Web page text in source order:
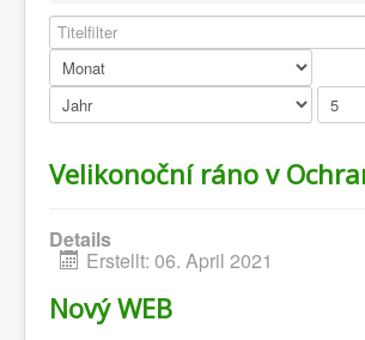
0123 45
Titelfilter
Velikonoční ráno v
Details
Erstellt: 06. April 2021
Nový WEB